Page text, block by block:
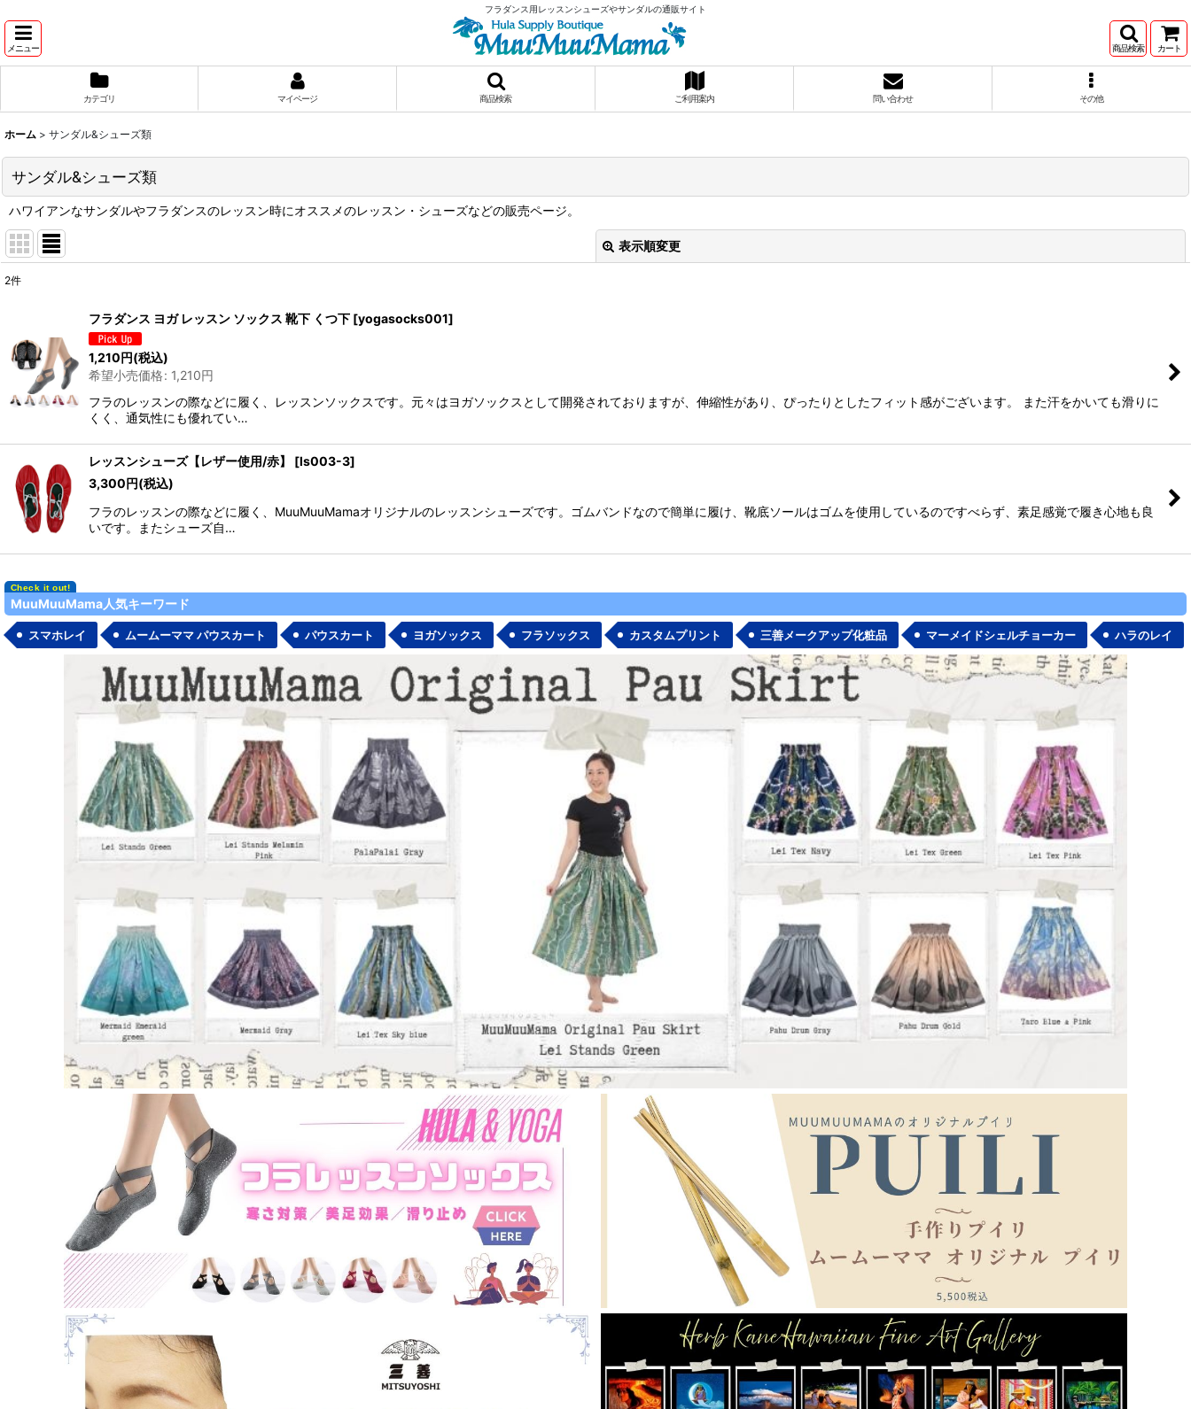
フラダンス用レッスンシューズやサンダルの通販サイト
メニュー 商品検索 カート
カテゴリ マイページ 商品検索 ご利用案内 問い合わせ その他
ホーム > サンダル&シューズ類
サンダル&シューズ類
ハワイアンなサンダルやフラダンスのレッスン時にオススメのレッスン・シューズなどの販売ページ。
表示順変更
在庫あり
並び順
2件
フラダンス ヨガ レッスン ソックス 靴下 くつ下 [yogasocks001]
1,210円(税込)
希望小売価格: 1,210円
フラのレッスンの際などに履く、レッスンソックスです。元々はヨガソックスとして開発されておりますが、伸縮性があり、ぴったりとしたフィット感がございます。 また汗をかいても滑りに
くく、通気性にも優れてい…
レッスンシューズ【レザー使用/赤】 [ls003-3]
3,300円(税込)
フラのレッスンの際などに履く、MuuMuuMamaオリジナルのレッスンシューズです。ゴムバンドなので簡単に履け、靴底ソールはゴムを使用しているのですべらず、素足感覚で履き心地も良
いです。またシューズ自…
MuuMuuMama人気キーワード
スマホレイ ムームーママ パウスカート パウスカート ヨガソックス フラソックス カスタムプリント 三善メークアップ化粧品 マーメイドシェルチョーカー ハラのレイ